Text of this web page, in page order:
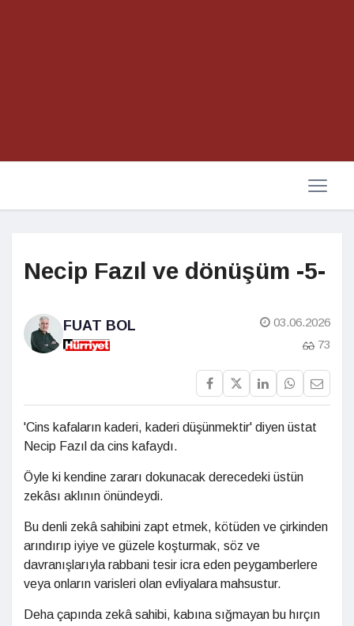
Necip Fazıl ve dönüşüm -5-
FUAT BOL
03.06.2026
73
'Cins kafaların kaderi, kaderi düşünmektir' diyen üstat
Necip Fazıl da cins kafaydı.
Öyle ki kendine zararı dokunacak derecedeki üstün
zekâsı aklının önündeydi.
Bu denli zekâ sahibini zapt etmek, kötüden ve çirkinden
arındırıp iyiye ve güzele koşturmak, söz ve
davranışlarıyla rabbani tesir icra eden peygamberlere
veya onların varisleri olan evliyalara mahsustur.
Deha çapında zekâ sahibi, kabına sığmayan bu hırçın